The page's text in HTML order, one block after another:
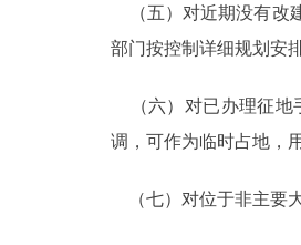
（五）对近期没有改
部门按控制详细规划安
（六）对已办理征地
调，可作为临时占地，
（七）对位于非主要